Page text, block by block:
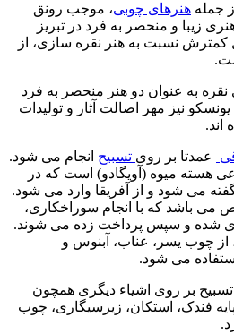
جمله هنرهای چوبی، موجب رونق
زیبا و منحصر به فرد در تبریز
نسبت به هنر نقره سازی، از
به عنوان دو هنر منحصر به فرد
نیز مهر اصالت آثار و تولیدات
اند.
عمدتا بر روی تسبیح انجام می شود.
هسته میوه (آویگادو) است که در
می شود و از آفریقا وارد می شود.
می باشد که با انجام سوراخکاری،
شده و سپس پرداخت زده می شوند.
از چوب یسر، عناب، آبنوس و
می شود.
بر روی اشیاء دیگری همچون
پایه فندک، استکان، زیرسیگاری، چوب